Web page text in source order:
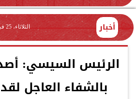
أخبار الثلاثاء، 25 فبراير 2025
الرئيس السيسي:
بالشفاء العاجل